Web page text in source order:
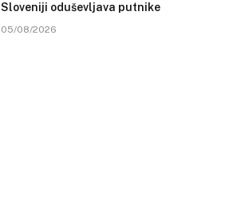
Sloveniji oduševljava putnike
05/08/2026